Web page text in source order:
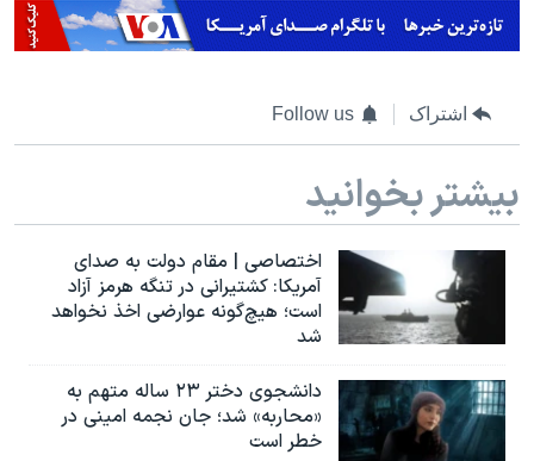
اشتراک Follow us
بیشتر بخوانید
اختصاصی | مقام دولت به صدای
آمریکا: کشتیرانی در تنگه هرمز آزاد
است؛ هیچ‌گونه عوارضی اخذ نخواهد
شد
دانشجوی دختر ۲۳ ساله متهم به
«محاربه» شد؛ جان نجمه امینی در
خطر است